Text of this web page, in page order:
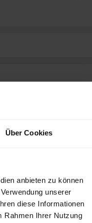
Über Cookies
anbieten zu können
unserer
diese Informationen
Rahmen Ihrer Nutzung